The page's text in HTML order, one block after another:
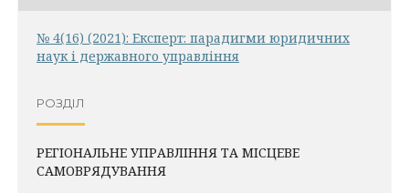
№ 4(16) (2021): Експерт: парадигми юридичних
наук і державного управління
РОЗДІЛ
РЕГІОНАЛЬНЕ УПРАВЛІННЯ ТА МІСЦЕВЕ
САМОВРЯДУВАННЯ